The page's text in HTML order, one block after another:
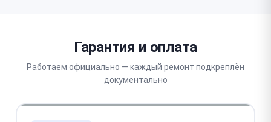
Гарантия и оплата
Работаем официально — каждый ремонт подкреплён
документально